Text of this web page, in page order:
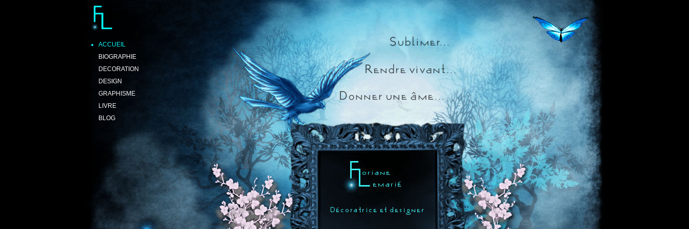
Floriane Lemarié
Décoratrice et Designer
Rendre vivant
Donner une âme
ACCUEIL
BIOGRAPHIE
DECORATION
DESIGN
GRAPHISME
LIVRE
BLOG